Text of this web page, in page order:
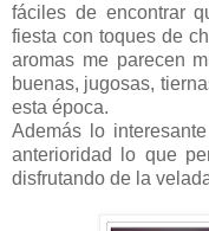
fáciles de encontrar
fiesta con toques de
aromas me parecen
buenas, jugosas,
esta época.
Además lo
anterioridad lo que
disfrutando de la